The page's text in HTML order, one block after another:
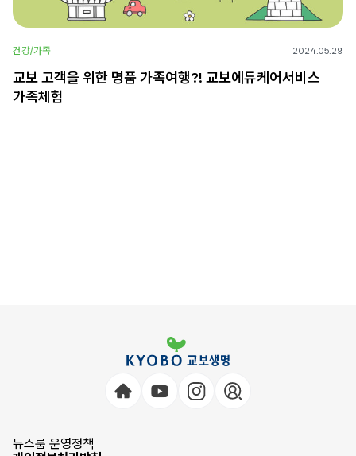
건강/가족 2024.05.29
교보 고객을 위한 명품 가족여행?! 교보에듀케어서비스
가족체험
뉴스룸 운영정책